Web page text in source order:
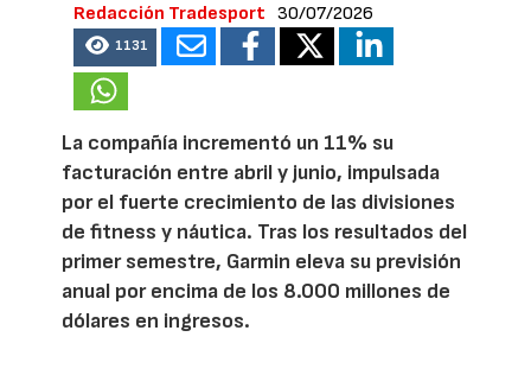
Redacción Tradesport 30/07/2026
1131
La compañía incrementó un 11% su
facturación entre abril y junio, impulsada
por el fuerte crecimiento de las divisiones
de fitness y náutica. Tras los resultados del
primer semestre, Garmin eleva su previsión
anual por encima de los 8.000 millones de
dólares en ingresos.